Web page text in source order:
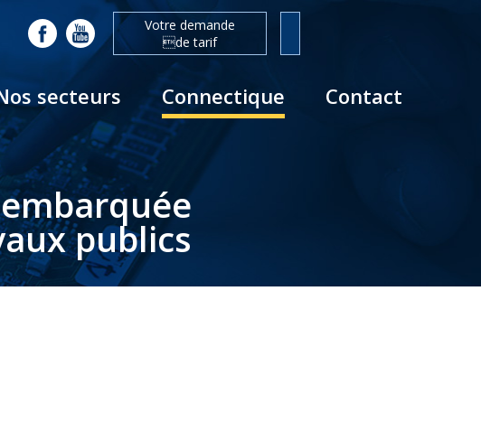
Votre demande
de tarif
secteurs Connectique Contact
publics